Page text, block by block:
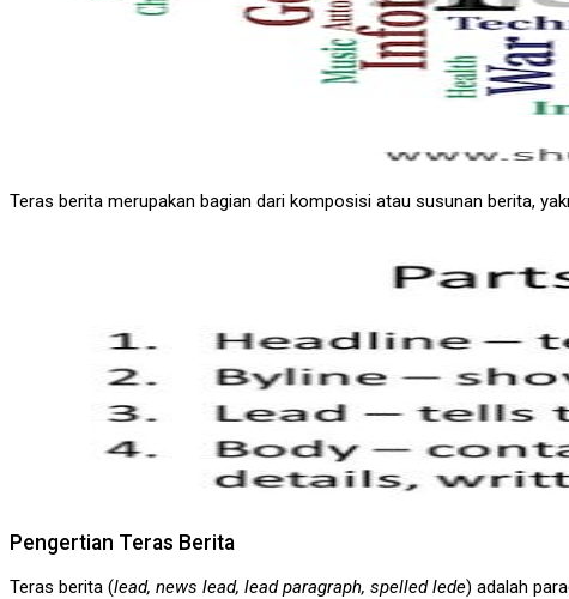
Teras berita merupakan bagian dari komposisi atau susunan berita,
Pengertian Teras Berita
Teras berita (lead, news lead, lead paragraph, spelled lede) adalah